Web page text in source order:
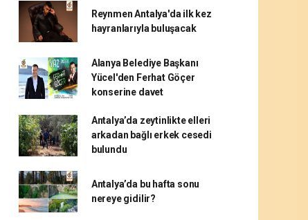
Reynmen Antalya'da ilk kez
hayranlarıyla buluşacak
Alanya Belediye Başkanı
Yücel'den Ferhat Göçer
konserine davet
Antalya’da zeytinlikte elleri
arkadan bağlı erkek cesedi
bulundu
Antalya’da bu hafta sonu
nereye gidilir?